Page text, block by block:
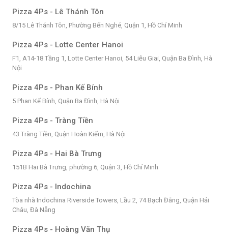
Pizza 4Ps - Lê Thánh Tôn
8/15 Lê Thánh Tôn, Phường Bến Nghé, Quận 1, Hồ Chí Minh
Pizza 4Ps - Lotte Center Hanoi
F1, A14-18 Tầng 1, Lotte Center Hanoi, 54 Liễu Giai, Quận Ba Đình, Hà
Nội
Pizza 4Ps - Phan Kế Bính
5 Phan Kế Bính, Quận Ba Đình, Hà Nội
Pizza 4Ps - Tràng Tiền
43 Tràng Tiền, Quận Hoàn Kiếm, Hà Nội
Pizza 4Ps - Hai Bà Trưng
151B Hai Bà Trưng, phường 6, Quận 3, Hồ Chí Minh
Pizza 4Ps - Indochina
Tòa nhà Indochina Riverside Towers, Lầu 2, 74 Bạch Đằng, Quận Hải
Châu, Đà Nẵng
Pizza 4Ps - Hoàng Văn Thụ